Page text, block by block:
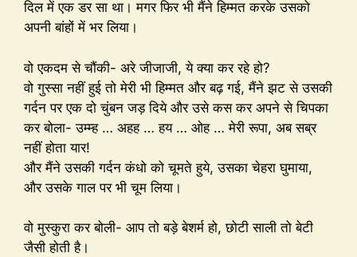
दिल में एक डर सा था। मगर फिर भी मैंने हिम्मत करके उसको
अपनी बांहों में भर लिया।
वो एकदम से चौंकी- अरे जीजाजी, ये क्या कर रहे हो?
वो गुस्सा नहीं हुई तो मेरी भी हिम्मत और बढ़ गई, मैंने झट से उसकी
गर्दन पर एक दो चुंबन जड़ दिये और उसे कस कर अपने से चिपका
कर बोला- उम्म्ह … अहह … हय … ओह … मेरी रूपा, अब सब्र
नहीं होता यार!
और मैंने उसकी गर्दन कंधो को चूमते हुये, उसका चेहरा घुमाया,
और उसके गाल पर भी चूम लिया।
वो मुस्कुरा कर बोली- आप तो बड़े बेशर्म हो, छोटी साली तो बेटी
जैसी होती है।